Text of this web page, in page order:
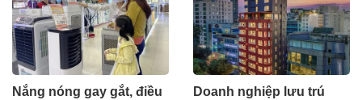
Nắng nóng gay gắt, điều Doanh nghiệp lưu trú